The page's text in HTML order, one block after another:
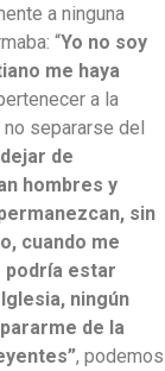
a ninguna
“Yo no soy
me haya
a la
separarse del
de
hombres y
sin
cuando me
podría estar
ningún
de la
, podemos